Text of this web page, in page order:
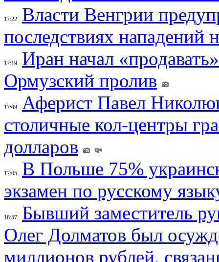
17:22
Власти Венгрии
последствиях нападений
17:19
Иран начал
Ормузский пролив
17:09
Аферист Павел
столичные кол-центры
долларов
17:05
В Польше 75%
экзамен по русскому
16:57
Бывший заместитель
Олег Долматов был
миллионов рублей,